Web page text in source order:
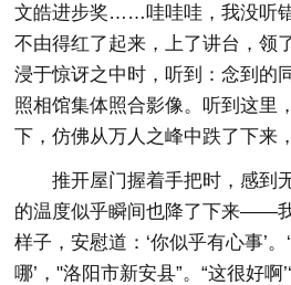
文皓进步奖……哇哇哇，我没听
不由得红了起来，上了讲台，
浸于惊讶之中时，听到：念到的
照相馆集体照合影像。听到这里
下，仿佛从万人之峰中跌了下来
推开屋门握着手把时，感到
的温度似乎瞬间也降了下来——
样子，安慰道：‘你似乎有心事’。
哪’，"洛阳市新安县”。“这很好啊